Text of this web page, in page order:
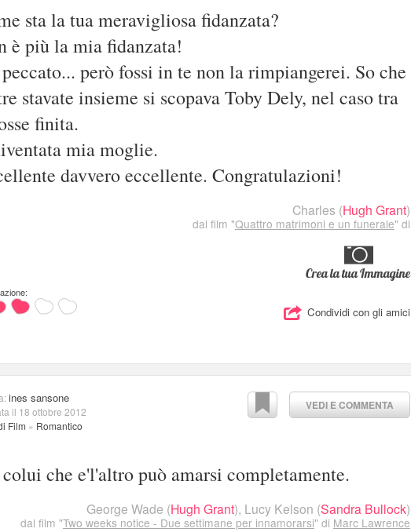
sta la tua meravigliosa fidanzata?
è più la mia fidanzata!
però fossi in te non la rimpiangerei. So che
stavate insieme si scopava Toby Dely, nel caso tra
finita.
mia moglie.
davvero eccellente. Congratulazioni!
Charles (Hugh Grant)
dal film "Quattro matrimoni e un funerale" di
Crea la tua Immagine
Condividi con gli amici
VEDI E COMMENTA
ines sansone
il 18 ottobre 2012
Film » Romantico
che e'l'altro può amarsi completamente.
George Wade (Hugh Grant), Lucy Kelson (Sandra Bullock)
dal film "Two weeks notice - Due settimane per innamorarsi" di Marc Lawrence